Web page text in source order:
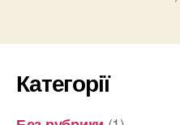
Категорії